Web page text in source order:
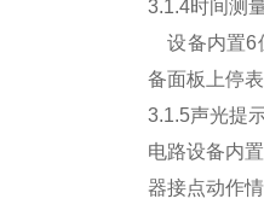
3.1.4时间测
设备内置6
备面板上停
3.1.5声光提
电路设备内
器接点动作